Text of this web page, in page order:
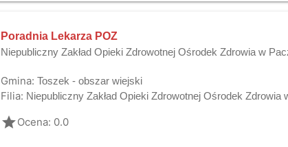
Poradnia Lekarza POZ
Niepubliczny Zakład Opieki Zdrowotnej Ośrodek Zdrowia w
Gmina: Toszek - obszar wiejski
Filia: Niepubliczny Zakład Opieki Zdrowotnej Ośrodek Zdrowia
gradeOcena: 0.0